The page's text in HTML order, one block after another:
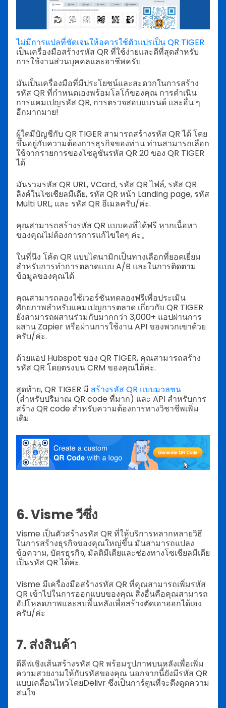
ไม่มีการแปลที่ชัดเจนให้อควรใช้ตัวแปรเป็น QR TIGER
เป็นเครื่องมือสร้างรหัส QR ที่ใช้ง่ายและดีที่สุดสำหรับ
การใช้งานส่วนบุคคลและอาชีพครับ
มันเป็นเครื่องมือที่มีประโยชน์และสะดวกในการสร้าง
รหัส QR ที่กำหนดเองพร้อมโลโก้ของคุณ การดำเนิน
การแคมเปญรหัส QR, การตรวจสอบแบรนด์ และอื่น ๆ
อีกมากมาย!
ผู้ใดมีบัญชีกับ QR TIGER สามารถสร้างรหัส QR ได้ โดย
ขึ้นอยู่กับความต้องการธุรกิจของท่าน ท่านสามารถเลือก
ใช้จากรายการของโซลูชันรหัส QR 20 ของ QR TIGER
ได้
มันรวมรหัส QR URL, VCard, รหัส QR ไฟล์, รหัส QR
ลิงค์ในโซเชียลมีเดีย, รหัส QR หน้า Landing page, รหัส
Multi URL, และ รหัส QR อีเมลครับ/ค่ะ.
คุณสามารถสร้างรหัส QR แบบคงที่ได้ฟรี หากเนื้อหา
ของคุณไม่ต้องการการแก้ไขใดๆ ค่ะ。
ในที่นึง โค้ด QR แบบไดนามิกเป็นทางเลือกที่ยอดเยี่ยม
สำหรับการทำการตลาดแบบ A/B และในการติดตาม
ข้อมูลของคุณได้
คุณสามารถลองใช้เวอร์ชันทดลองฟรีเพื่อประเมิน
ศักยภาพสำหรับแคมเปญการตลาด เกี่ยวกับ QR TIGER
ยังสามารถผสานร่วมกับมากกว่า 3,000+ แอปผ่านการ
ผสาน Zapier หรือผ่านการใช้งาน API ของพวกเขาด้วย
ครับ/ค่ะ.
ด้วยแอป Hubspot ของ QR TIGER, คุณสามารถสร้าง
รหัส QR โดยตรงบน CRM ของคุณได้ค่ะ.
สุดท้าย, QR TIGER มี สร้างรหัส QR แบบมวลชน
(สำหรับปริมาณ QR code ที่มาก) และ API สำหรับการ
สร้าง QR code สำหรับความต้องการทางวิชาชีพเพิ่ม
เติม
6. Visme วีซึ่ง
Visme เป็นตัวสร้างรหัส QR ที่ให้บริการหลากหลายวิธี
ในการสร้างธุรกิจของคุณใหญ่ขึ้น มันสามารถแปลง
ข้อความ, บัตรธุรกิจ, มัลติมีเดียและช่องทางโซเชียลมีเดีย
เป็นรหัส QR ได้ค่ะ.
Visme มีเครื่องมือสร้างรหัส QR ที่คุณสามารถเพิ่มรหัส
QR เข้าไปในการออกแบบของคุณ สิ่งอื่นคือคุณสามารถ
อัปโหลดภาพและลบพื้นหลังเพื่อสร้างตัดเอาออกได้เอง
ครับ/ค่ะ
7. ส่งสินค้า
ดีลีฟเชิงเส้นสร้างรหัส QR พร้อมรูปภาพบนหลังเพื่อเพิ่ม
ความสวยงามให้กับรหัสของคุณ นอกจากนี้ยังมีรหัส QR
แบบเคลื่อนไหวโดยDelivr ซึ่งเป็นการ์ตูนที่จะดึงดูดความ
สนใจ